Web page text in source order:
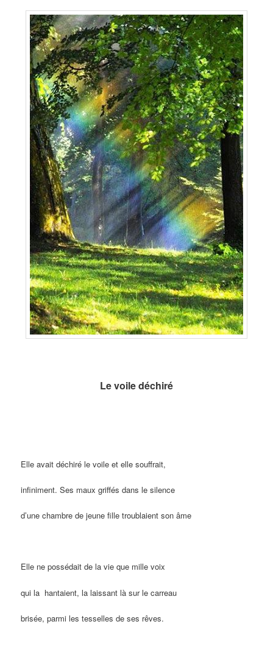
Le voile déchiré
Elle avait déchiré le voile et elle souffrait,
infiniment. Ses maux griffés dans le silence
d’une chambre de jeune fille troublaient son âme
Elle ne possédait de la vie que mille voix
qui la hantaient, la laissant là sur le carreau
brisée, parmi les tesselles de ses rêves.